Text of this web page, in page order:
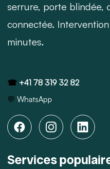
serrure, porte blindée,
connectée.
minutes.
☎ +41 78 319 32 82
💬 WhatsApp
Services